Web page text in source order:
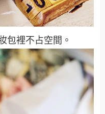
包裡不占空間。